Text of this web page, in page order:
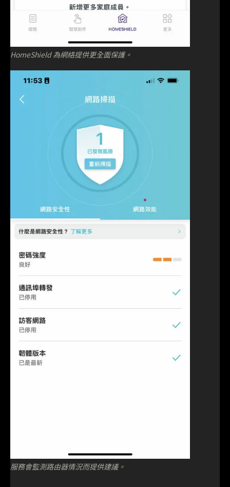
HomeShield 為網絡提供更全面保護。
服務會監測路由器情況而提供建議。